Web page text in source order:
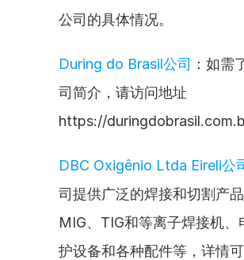
公司的具体情况。
During do Brasil公司 ：如需
司简介，请访问地址
https://
DBC Oxigênio Ltda Eireli公
司提供广泛的焊接和切割产
MIG、TIG和等离子焊接机、
护设备和各种配件等，详情